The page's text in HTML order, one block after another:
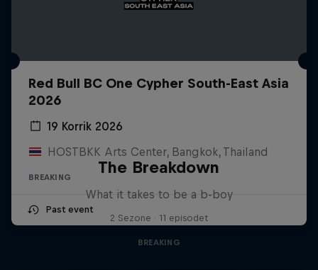
Red Bull BC One Cypher South-East Asia
2026
19 Korrik 2026
HOSTBKK Arts Center, Bangkok, Thailand
BREAKING
Past event
The Breakdown
What it takes to be a b-boy
2 Sezone · 11 episodet
BREAKING